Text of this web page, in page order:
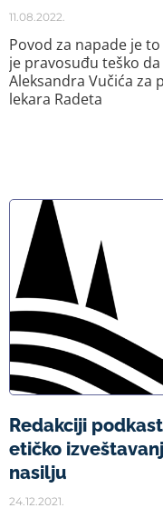
11.08.2022.
Povod za napade je
je pravosuđu teško
Aleksandra Vučića za
lekara Radeta
Redakciji
etičko
nasilju
24.12.2021.